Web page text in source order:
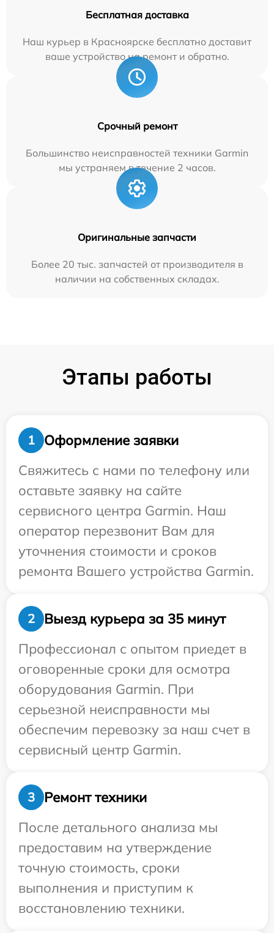
Бесплатная доставка
Наш курьер в Красноярске бесплатно доставит
ваше устройство на ремонт и обратно.
Срочный ремонт
Большинство неисправностей техники Garmin
мы устраняем в течение 2 часов.
Оригинальные запчасти
Более 20 тыс. запчастей от производителя в
наличии на собственных складах.
Этапы работы
1
Оформление заявки
Свяжитесь с нами по телефону или
оставьте заявку на сайте
сервисного центра Garmin. Наш
оператор перезвонит Вам для
уточнения стоимости и сроков
ремонта Вашего устройства Garmin.
2
Выезд курьера за 35 минут
Профессионал с опытом приедет в
оговоренные сроки для осмотра
оборудования Garmin. При
серьезной неисправности мы
обеспечим перевозку за наш счет в
сервисный центр Garmin.
3
Ремонт техники
После детального анализа мы
предоставим на утверждение
точную стоимость, сроки
выполнения и приступим к
восстановлению техники.